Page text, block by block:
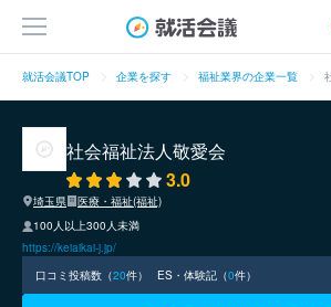
就活会議TOP 企業を探す 福祉業界の企業一覧
社会福祉法人敬愛会
3.0
埼玉県
医療・福祉(福祉)
100人以上300人未満
https://keiaikai-j.jp/
口コミ投稿数（20件） ES・体験記（0件）